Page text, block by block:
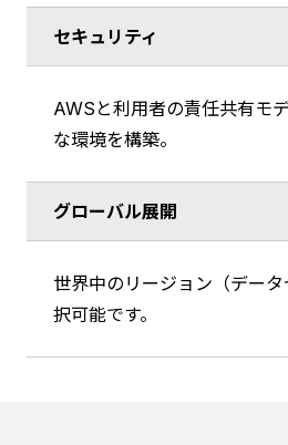
セキュリティ
AWSと利用者の責任共有モ
な環境を構築。
グローバル展開
世界中のリージョン（デー
択可能です。